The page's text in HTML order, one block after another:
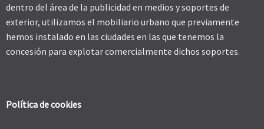
dentro del área de la publicidad en medios y soportes de
exterior, utilizamos el mobiliario urbano que previamente
hemos instalado en las ciudades en las que tenemos la
concesión para explotar comercialmente dichos soportes.
Política de cookies